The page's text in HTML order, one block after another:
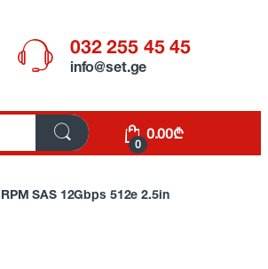
032 255 45 45
info@set.ge
0
0.00₾
SAS 12Gbps 512e 2.5in